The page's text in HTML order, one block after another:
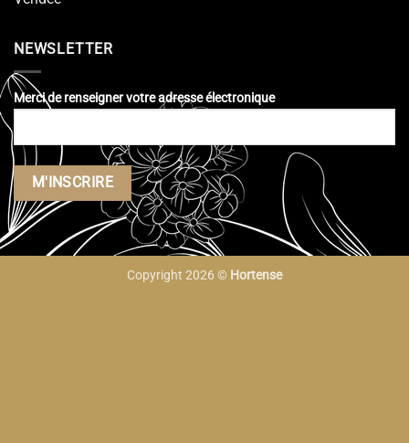
NEWSLETTER
Merci de renseigner votre adresse électronique
Copyright 2026 © Hortense